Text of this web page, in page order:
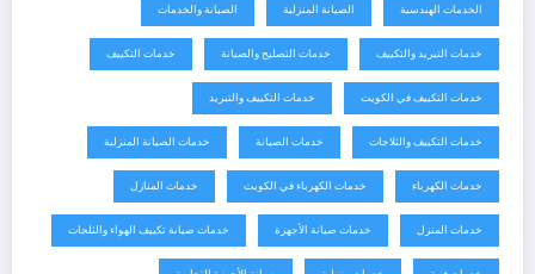
الخدمات الهندسية الصيانة المنزلية الصيانة والخدمات
خدمات التبريد والتكييف خدمات التصليح والصيانة خدمات التكييف
خدمات التكييف في الكويت خدمات التكييف والتبريد
خدمات التكييف والثلاجات خدمات الصيانة خدمات الصيانة المنزلية
خدمات الكهرباء خدمات الكهرباء في الكويت خدمات المنازل
خدمات المنزل خدمات صيانة الأجهزة خدمات صيانة تكييف الهواء والثلجات